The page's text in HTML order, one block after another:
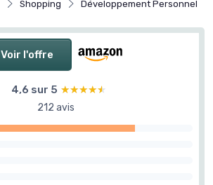
Shopping Développement Personnel
Voir l'offre
4,6 sur 5 ★★★★★
★★★★★
212 avis